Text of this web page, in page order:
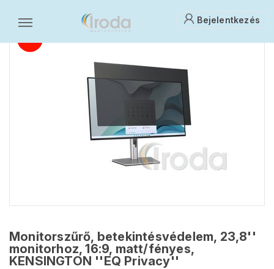
Bejelentkezés
Monitorszűrő, betekintésvédelem, 23,8''
monitorhoz, 16:9, matt/fényes,
KENSINGTON ''EQ Privacy''